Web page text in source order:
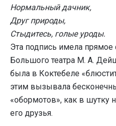
Нормальный дачник,
Друг природы,
Стыдитесь, голые уроды.
Эта подпись имела прямое
Большого театра М. А.
была в Коктебеле
этим вызывала
«обормотов», как в шутку
его друзья.